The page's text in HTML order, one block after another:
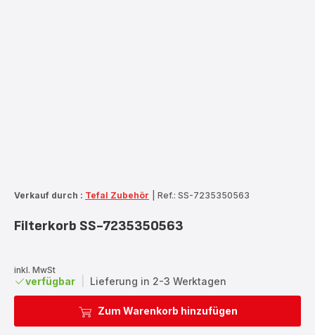
Verkauf durch : Tefal Zubehör Ref.: SS-7235350563
Filterkorb SS-7235350563
inkl. MwSt
verfügbar Lieferung in 2-3 Werktagen
Zum Warenkorb hinzufügen